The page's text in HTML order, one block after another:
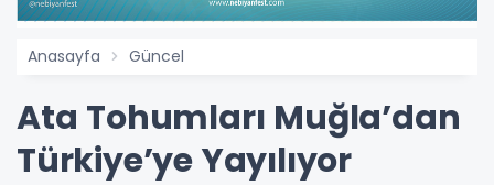
Anasayfa Güncel
Ata Tohumları Muğla’dan
Türkiye’ye Yayılıyor